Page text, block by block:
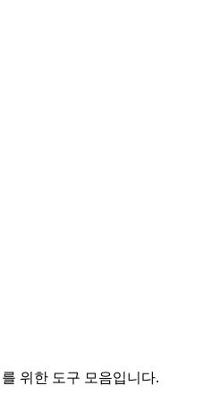
위한 도구 모음입니다.